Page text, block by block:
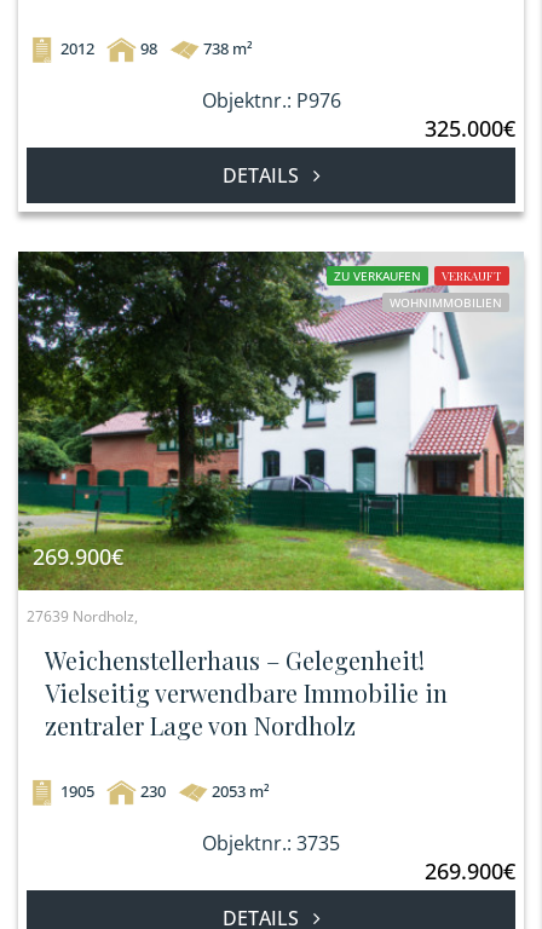
2012 98 738 m²
Objektnr.: P976
325.000€
DETAILS
ZU VERKAUFEN
VERKAUFT
WOHNIMMOBILIEN
269.900€
27639 Nordholz,
Weichenstellerhaus – Gelegenheit!
Vielseitig verwendbare Immobilie in
zentraler Lage von Nordholz
1905 230 2053 m²
Objektnr.: 3735
269.900€
DETAILS